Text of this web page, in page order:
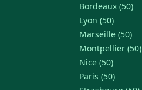
Bordeaux (50)
Lyon (50)
Marseille (50)
Montpellier (50)
Nice (50)
Paris (50)